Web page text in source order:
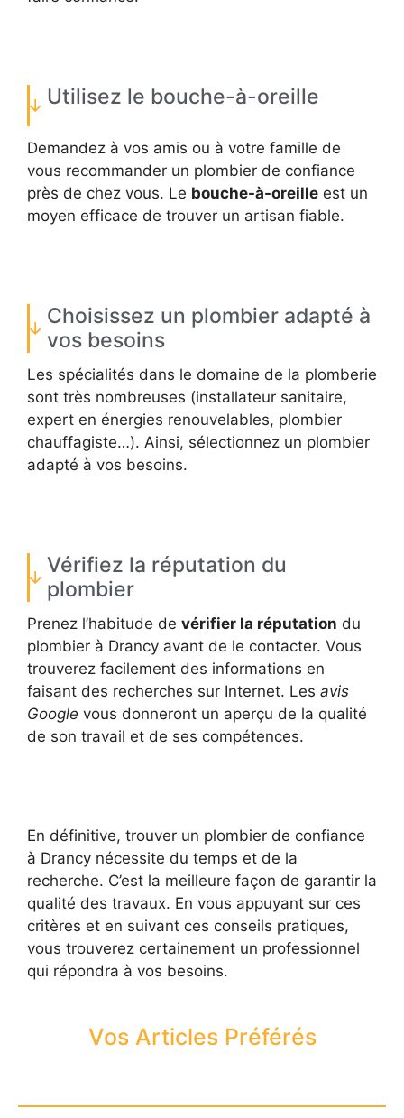
Utilisez le bouche-à-oreille
Demandez à vos amis ou à votre famille de
vous recommander un plombier de confiance
près de chez vous. Le bouche-à-oreille est un
moyen efficace de trouver un artisan fiable.
Choisissez un plombier adapté à
vos besoins
Les spécialités dans le domaine de la plomberie
sont très nombreuses (installateur sanitaire,
expert en énergies renouvelables, plombier
chauffagiste…). Ainsi, sélectionnez un plombier
adapté à vos besoins.
Vérifiez la réputation du
plombier
Prenez l’habitude de vérifier la réputation du
plombier à Drancy avant de le contacter. Vous
trouverez facilement des informations en
faisant des recherches sur Internet. Les avis
Google vous donneront un aperçu de la qualité
de son travail et de ses compétences.
En définitive, trouver un plombier de confiance
à Drancy nécessite du temps et de la
recherche. C’est la meilleure façon de garantir la
qualité des travaux. En vous appuyant sur ces
critères et en suivant ces conseils pratiques,
vous trouverez certainement un professionnel
qui répondra à vos besoins.
Vos Articles Préférés